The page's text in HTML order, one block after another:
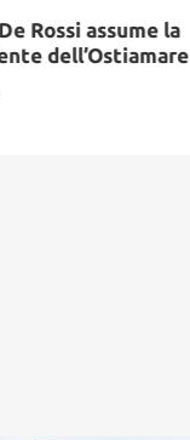
Rossi assume la
dell’Ostiamare